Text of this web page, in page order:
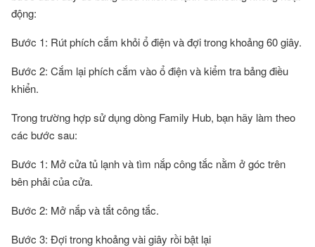
động:
Bước 1: Rút phích cắm khỏi ổ điện và đợi trong khoảng 60 giây.
Bước 2: Cắm lại phích cắm vào ổ điện và kiểm tra bảng điều
khiển.
Trong trường hợp sử dụng dòng Family Hub, bạn hãy làm theo
các bước sau:
Bước 1: Mở cửa tủ lạnh và tìm nắp công tắc nằm ở góc trên
bên phải của cửa.
Bước 2: Mở nắp và tắt công tắc.
Bước 3: Đợi trong khoảng vài giây rồi bật lại